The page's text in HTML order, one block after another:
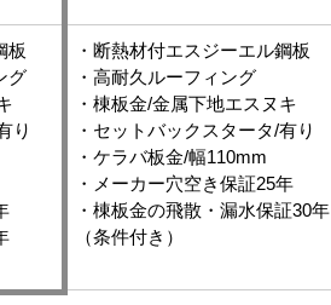
板
グ
り
・断熱材付エスジーエル鋼板
・高耐久ルーフィング
・棟板金/金属下地エスヌキ
・セットバックスタータ/有り
・ケラバ板金/幅110mm
・メーカー穴空き保証25年
・棟板金の飛散・漏水保証30年
（条件付き）